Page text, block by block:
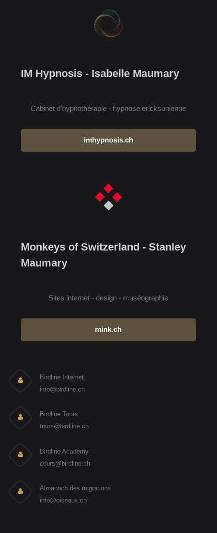
IM Hypnosis - Isabelle Maumary
Cabinet d'hypnothérapie - hypnose ericksonienne
imhypnosis.ch
Monkeys of Switzerland - Stanley
Maumary
Sites internet - design - muséographie
mink.ch
Birdline Internet
info@birdline.ch
Birdline Tours
tours@birdline.ch
Birdline Academy
cours@birdline.ch
Almanach des migrations
info@oiseaux.ch